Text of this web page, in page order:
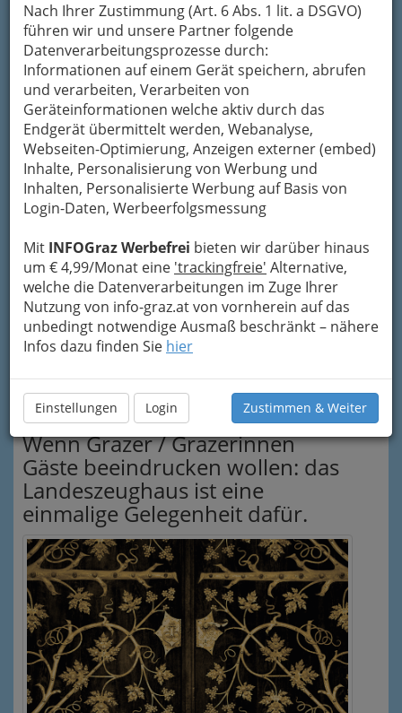
Nach Ihrer Zustimmung (Art. 6 Abs. 1 lit. a DSGVO)
führen wir und unsere Partner folgende
Datenverarbeitungsprozesse durch:
Informationen auf einem Gerät speichern, abrufen
und verarbeiten, Verarbeiten von
Geräteinformationen welche aktiv durch das
Endgerät übermittelt werden, Webanalyse,
Webseiten-Optimierung, Anzeigen externer (embed)
Inhalte, Personalisierung von Werbung und
Inhalten, Personalisierte Werbung auf Basis von
Login-Daten, Werbeerfolgsmessung
Mit INFOGraz Werbefrei bieten wir darüber hinaus
um € 4,99/Monat eine 'trackingfreie' Alternative,
welche die Datenverarbeitungen im Zuge Ihrer
Nutzung von info-graz.at von vornherein auf das
unbedingt notwendige Ausmaß beschränkt – nähere
Infos dazu finden Sie hier
Einstellungen Login Zustimmen & Weiter
Grazer Murinsel vom New Yorker Künstler und
Designer Vito Acconci
Anlässlich des Kulturhauptstadtjahres 2003
wurde inmitten der Mur dieGrazer Murinsel
vom New Yorker Künstler Vito Acconci errichtet.
Die 50 m lange und 20 m breite Muschelform ist
ein spektakuläres Objekt, auf dem sich ein Café
und ein Kinderspielplatz befinden, und das auch
für kulturelle Veranstaltungen genutzt wird.
Wenn Grazer / Grazerinnen
Gäste beeindrucken wollen: das
Landeszeughaus ist eine
einmalige Gelegenheit dafür.